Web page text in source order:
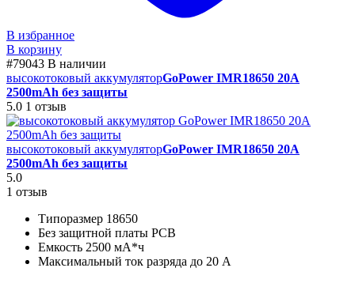
В избранное
В корзину
#79043 В наличии
высокотоковый аккумуляторGoPower IMR18650 20A
2500mAh без защиты
5.0 1 отзыв
высокотоковый аккумуляторGoPower IMR18650 20A
2500mAh без защиты
5.0
1 отзыв
Типоразмер 18650
Без защитной платы PCB
Емкость 2500 мА*ч
Максимальный ток разряда до 20 А